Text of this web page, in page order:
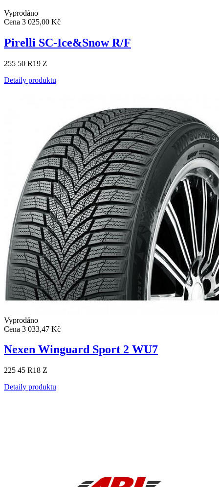
Vyprodáno
Cena 3 025,00 Kč
Pirelli SC-Ice&Snow R/F
255 50 R19 Z
Detaily produktu
Vyprodáno
Cena 3 033,47 Kč
Nexen Winguard Sport 2 WU7
225 45 R18 Z
Detaily produktu